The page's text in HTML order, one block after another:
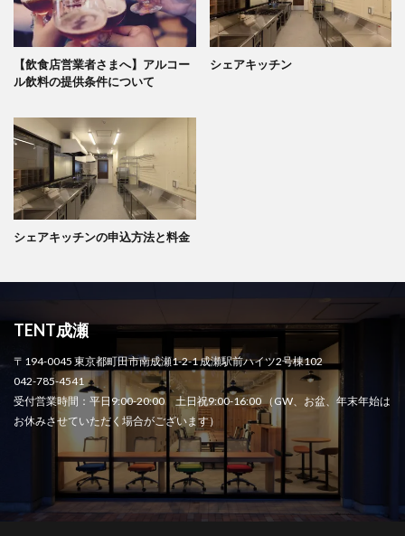
【飲食店営業者さまへ】アルコー
ル飲料の提供条件について
シェアキッチン
シェアキッチンの申込方法と料金
TENT成瀬
〒194-0045 東京都町田市南成瀬1-2-1 成瀬駅前ハイツ2号棟102
042-785-4541
受付営業時間：平日9:00-20:00 土日祝9:00-16:00 （GW、お盆、年末年始は
お休みさせていただく場合がございます）